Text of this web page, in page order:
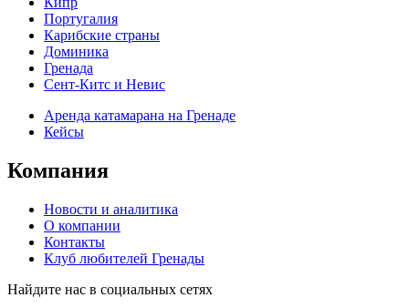
Португалия
Карибские страны
Доминика
Гренада
Сент-Китс и Невис
Аренда катамарана на Гренаде
Кейсы
Компания
Новости и аналитика
О компании
Контакты
Клуб любителей Гренады
Найдите нас в социальных сетях